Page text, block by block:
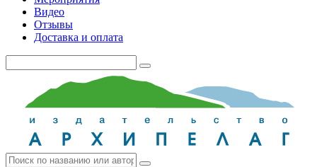
Видео
Отзывы
Доставка и оплата